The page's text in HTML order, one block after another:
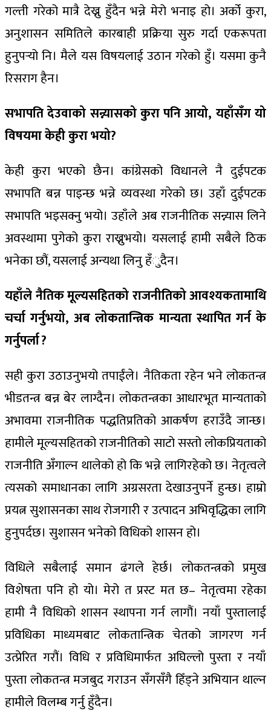
गल्ती गरेको मात्रै देख्नु हुँदैन भन्ने मेरो भनाइ हो। अर्को कुरा,
अनुशासन समितिले कारबाही प्रक्रिया सुरु गर्दा एकरूपता
हुनुपर्‍यो नि। मैले यस विषयलाई उठान गरेको हुँ। यसमा कुनै
रिसराग हैन।
सभापति देउवाको सन्न्यासको कुरा पनि आयो, यहाँसँग यो
विषयमा केही कुरा भयो?
केही कुरा भएको छैन। कांग्रेसको विधानले नै दुईपटक
सभापति बन्न पाइन्छ भन्ने व्यवस्था गरेको छ। उहाँ दुईपटक
सभापति भइसक्नु भयो। उहाँले अब राजनीतिक सन्न्यास लिने
अवस्थामा पुगेको कुरा राख्नुभयो। यसलाई हामी सबैले ठिक
भनेका छौं, यसलाई अन्यथा लिनु हँुदैन।
यहाँले नैतिक मूल्यसहितको राजनीतिको आवश्यकतामाथि
चर्चा गर्नुभयो, अब लोकतान्त्रिक मान्यता स्थापित गर्न के
गर्नुपर्ला ?
सही कुरा उठाउनुभयो तपाईंले। नैतिकता रहेन भने लोकतन्त्र
भीडतन्त्र बन्न बेर लाग्दैन। लोकतन्त्रका आधारभूत मान्यताको
अभावमा राजनीतिक पद्धतिप्रतिको आकर्षण हराउँदै जान्छ।
हामीले मूल्यसहितको राजनीतिको साटो सस्तो लोकप्रियताको
राजनीति अँगाल्न थालेको हो कि भन्ने लागिरहेको छ। नेतृत्वले
त्यसको समाधानका लागि अग्रसरता देखाउनुपर्ने हुन्छ। हाम्रो
प्रयत्न सुशासनका साथ रोजगारी र उत्पादन अभिवृद्धिका लागि
हुनुपर्दछ। सुशासन भनेको विधिको शासन हो।
विधिले सबैलाई समान ढंगले हेर्छ। लोकतन्त्रको प्रमुख
विशेषता पनि हो यो। मेरो त प्रस्ट मत छ– नेतृत्वमा रहेका
हामी नै विधिको शासन स्थापना गर्न लागौं। नयाँ पुस्तालाई
प्रविधिका माध्यमबाट लोकतान्त्रिक चेतको जागरण गर्न
उत्प्रेरित गरौं। विधि र प्रविधिमार्फत अघिल्लो पुस्ता र नयाँ
पुस्ता लोकतन्त्र मजबुद गराउन सँगसँगै हिँड्ने अभियान थाल्न
हामीले विलम्ब गर्नु हुँदैन।